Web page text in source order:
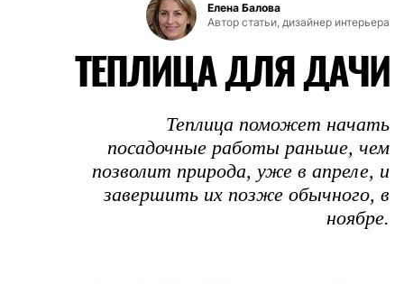
Елена Балова
Автор статьи, дизайнер интерьера
ТЕПЛИЦА ДЛЯ ДАЧИ
Теплица поможет начать
посадочные работы раньше, чем
позволит природа, уже в апреле, и
завершить их позже обычного, в
ноябре.